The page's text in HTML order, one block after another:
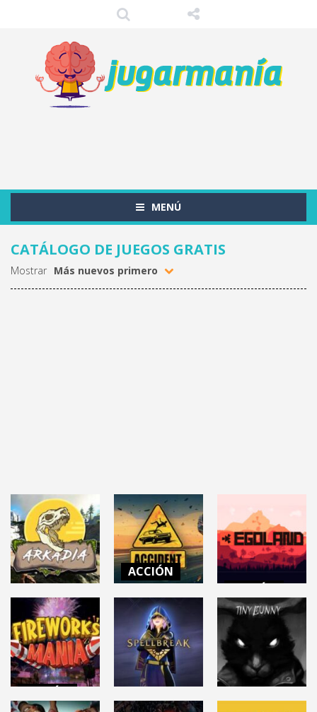
MENÚ
CATÁLOGO DE JUEGOS GRATIS
Mostrar Más nuevos primero
ACCIÓN
ARKADIA
44K
ACCIÓN
Accident
Simulator)
13.5K
EGOLAND
(Rust)
86.2K